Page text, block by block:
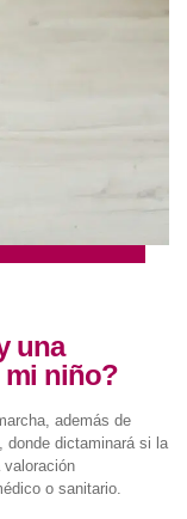
una
mi niño?
además de
donde dictaminará si la
valoración
o sanitario.